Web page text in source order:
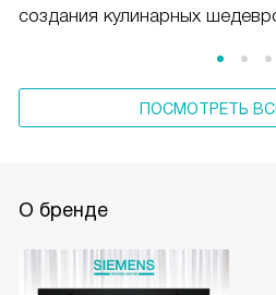
создания кулинарных
ПОСМОТРЕТЬ
О бренде